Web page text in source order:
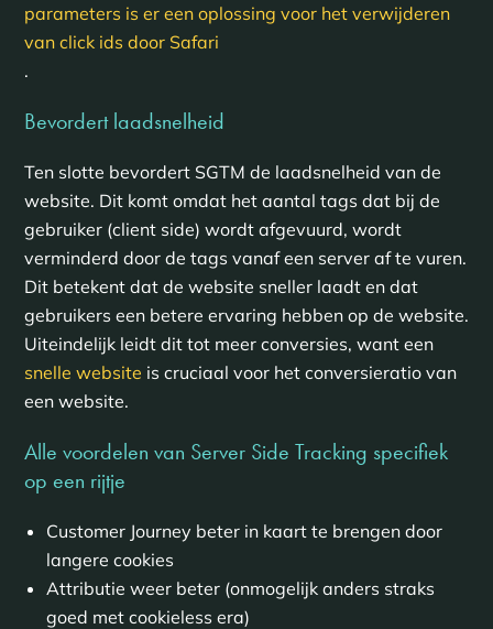
parameters is er een oplossing voor het verwijderen
van click ids door Safari
.
Bevordert laadsnelheid
Ten slotte bevordert SGTM de laadsnelheid van de
website. Dit komt omdat het aantal tags dat bij de
gebruiker (client side) wordt afgevuurd, wordt
verminderd door de tags vanaf een server af te vuren.
Dit betekent dat de website sneller laadt en dat
gebruikers een betere ervaring hebben op de website.
Uiteindelijk leidt dit tot meer conversies, want een
snelle website is cruciaal voor het conversieratio van
een website.
Alle voordelen van Server Side Tracking specifiek
op een rijtje
Customer Journey beter in kaart te brengen door
langere cookies
Attributie weer beter (onmogelijk anders straks
goed met cookieless era)